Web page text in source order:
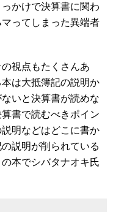
かけで決算書に関わ
ってしまった異端者
視点もたくさんあ
は大抵簿記の説明か
いと決算書が読めな
書で読むべきポイン
明などはどこに書か
説明が削られている
本でシバタナオキ氏